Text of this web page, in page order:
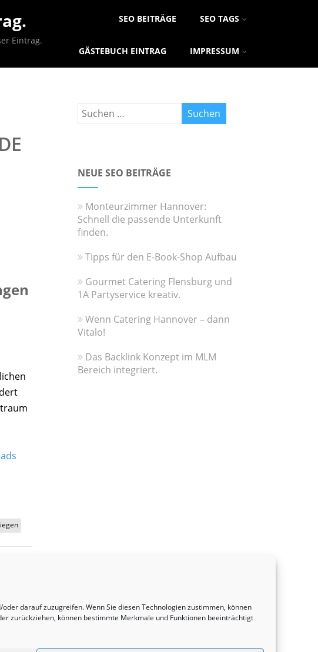
darauf zuzugreifen. Wenn Sie diesen Technologien zustimmen, können
zurückziehen, können bestimmte Merkmale und Funktionen beeinträchtigt
Eintrag.
SEO BEITRÄGE SEO TAGS
GÄSTEBUCH EINTRAG IMPRESSUM
A
Beitrag
eine
NEUE SEO BEITRÄGE
Monteurzimmer Hannover:
Schnell die passende Unterkunft
finden.
Tipps für den E-Book-Shop Aufbau
Gourmet Catering Flensburg und
1A Partyservice kreativ.
Wenn Catering Hannover – dann
Vitalo!
Das Backlink Konzept im MLM
Bereich integriert.